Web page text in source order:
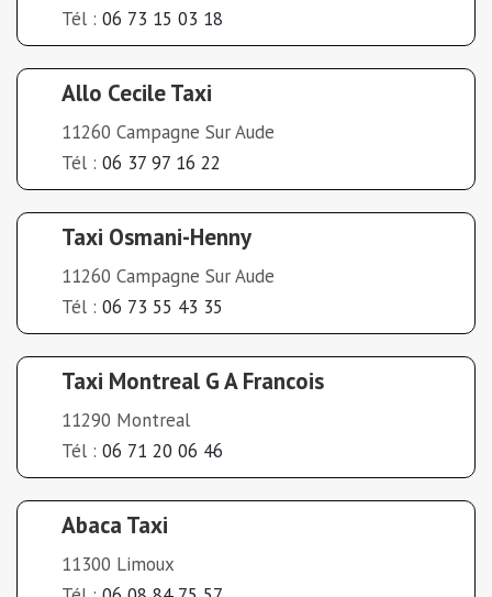
Tél : 06 73 15 03 18
Allo Cecile Taxi
11260 Campagne Sur Aude
Tél : 06 37 97 16 22
Taxi Osmani-Henny
11260 Campagne Sur Aude
Tél : 06 73 55 43 35
Taxi Montreal G A Francois
11290 Montreal
Tél : 06 71 20 06 46
Abaca Taxi
11300 Limoux